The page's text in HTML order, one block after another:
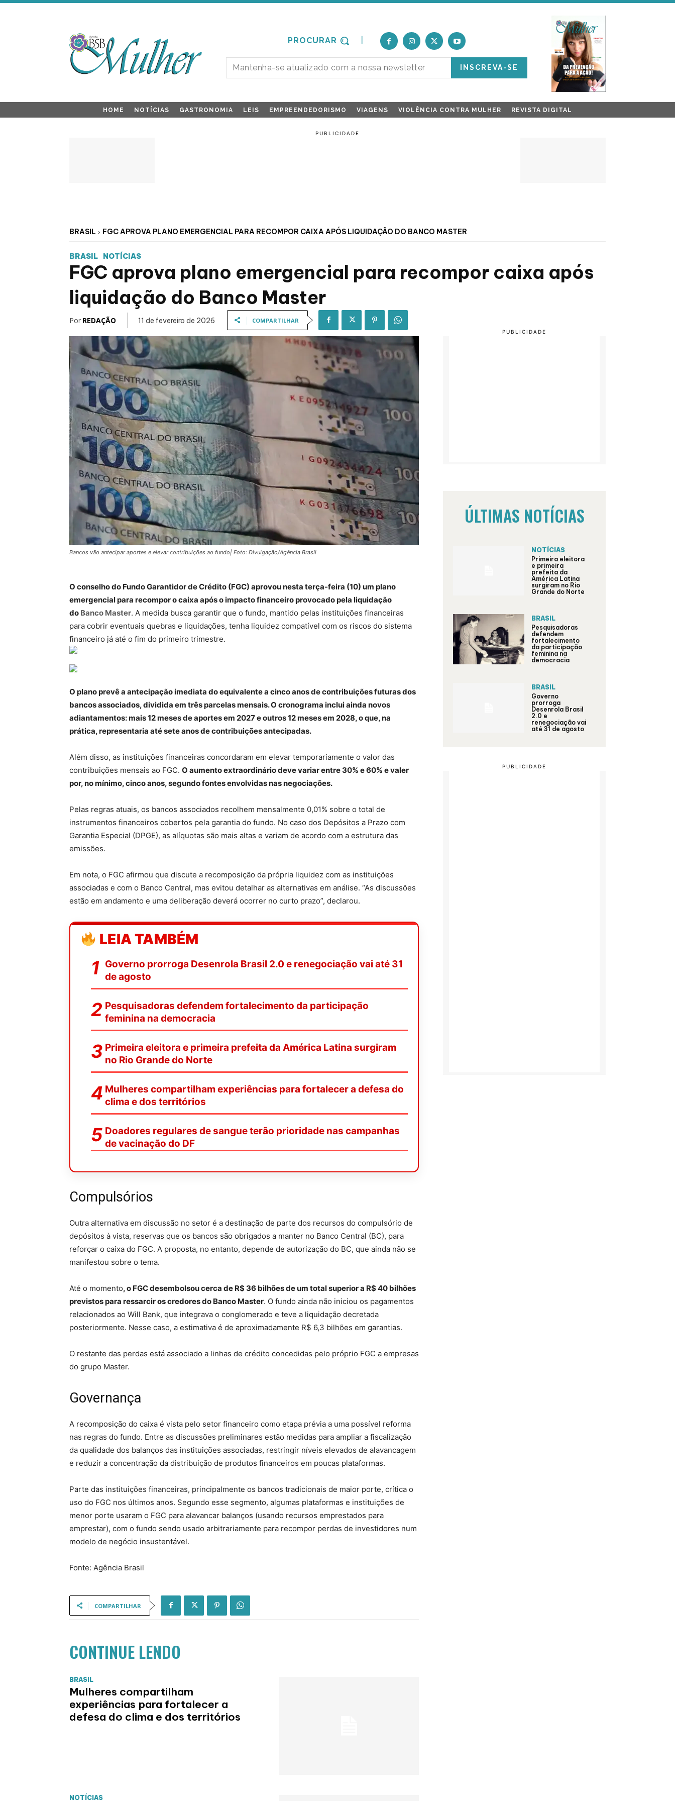
PROCURAR
INSCREVA-SE
HOME NOTÍCIAS GASTRONOMIA LEIS EMPREENDEDORISMO VIAGENS VIOLÊNCIA CONTRA MULHER REVISTA DIGITAL
BRASIL FGC APROVA PLANO EMERGENCIAL PARA RECOMPOR CAIXA APÓS LIQUIDAÇÃO DO BANCO MASTER
BRASIL NOTÍCIAS
FGC aprova plano emergencial para recompor caixa após
liquidação do Banco Master
Por REDAÇÃO 11 de fevereiro de 2026 COMPARTILHAR
Bancos vão antecipar aportes e elevar contribuições ao fundo| Foto: Divulgação/Agência Brasil
O conselho do Fundo Garantidor de Crédito (FGC) aprovou nesta terça-feira (10) um plano
emergencial para recompor o caixa após o impacto financeiro provocado pela liquidação
do Banco Master. A medida busca garantir que o fundo, mantido pelas instituições financeiras
para cobrir eventuais quebras e liquidações, tenha liquidez compatível com os riscos do sistema
financeiro já até o fim do primeiro trimestre.
O plano prevê a antecipação imediata do equivalente a cinco anos de contribuições futuras dos
bancos associados, dividida em três parcelas mensais. O cronograma inclui ainda novos
adiantamentos: mais 12 meses de aportes em 2027 e outros 12 meses em 2028, o que, na
prática, representaria até sete anos de contribuições antecipadas.
Além disso, as instituições financeiras concordaram em elevar temporariamente o valor das
contribuições mensais ao FGC. O aumento extraordinário deve variar entre 30% e 60% e valer
por, no mínimo, cinco anos, segundo fontes envolvidas nas negociações.
Pelas regras atuais, os bancos associados recolhem mensalmente 0,01% sobre o total de
instrumentos financeiros cobertos pela garantia do fundo. No caso dos Depósitos a Prazo com
Garantia Especial (DPGE), as alíquotas são mais altas e variam de acordo com a estrutura das
emissões.
Em nota, o FGC afirmou que discute a recomposição da própria liquidez com as instituições
associadas e com o Banco Central, mas evitou detalhar as alternativas em análise. “As discussões
estão em andamento e uma deliberação deverá ocorrer no curto prazo”, declarou.
LEIA TAMBÉM
Governo prorroga Desenrola Brasil 2.0 e renegociação vai até 31
de agosto
Pesquisadoras defendem fortalecimento da participação
feminina na democracia
Primeira eleitora e primeira prefeita da América Latina surgiram
no Rio Grande do Norte
Mulheres compartilham experiências para fortalecer a defesa do
clima e dos territórios
Doadores regulares de sangue terão prioridade nas campanhas
de vacinação do DF
Compulsórios
Outra alternativa em discussão no setor é a destinação de parte dos recursos do compulsório de
depósitos à vista, reservas que os bancos são obrigados a manter no Banco Central (BC), para
reforçar o caixa do FGC. A proposta, no entanto, depende de autorização do BC, que ainda não se
manifestou sobre o tema.
Até o momento, o FGC desembolsou cerca de R$ 36 bilhões de um total superior a R$ 40 bilhões
previstos para ressarcir os credores do Banco Master. O fundo ainda não iniciou os pagamentos
relacionados ao Will Bank, que integrava o conglomerado e teve a liquidação decretada
posteriormente. Nesse caso, a estimativa é de aproximadamente R$ 6,3 bilhões em garantias.
O restante das perdas está associado a linhas de crédito concedidas pelo próprio FGC a empresas
do grupo Master.
Governança
A recomposição do caixa é vista pelo setor financeiro como etapa prévia a uma possível reforma
nas regras do fundo. Entre as discussões preliminares estão medidas para ampliar a fiscalização
da qualidade dos balanços das instituições associadas, restringir níveis elevados de alavancagem
e reduzir a concentração da distribuição de produtos financeiros em poucas plataformas.
Parte das instituições financeiras, principalmente os bancos tradicionais de maior porte, crítica o
uso do FGC nos últimos anos. Segundo esse segmento, algumas plataformas e instituições de
menor porte usaram o FGC para alavancar balanços (usando recursos emprestados para
emprestar), com o fundo sendo usado arbitrariamente para recompor perdas de investidores num
modelo de negócio insustentável.
Fonte: Agência Brasil
COMPARTILHAR
CONTINUE LENDO
BRASIL
Mulheres compartilham
experiências para fortalecer a
defesa do clima e dos territórios
NOTÍCIAS
ÚLTIMAS NOTÍCIAS
NOTÍCIAS
Primeira eleitora
e primeira
prefeita da
América Latina
surgiram no Rio
Grande do Norte
BRASIL
Pesquisadoras
defendem
fortalecimento
da participação
feminina na
democracia
BRASIL
Governo
prorroga
Desenrola Brasil
2.0 e
renegociação vai
até 31 de agosto